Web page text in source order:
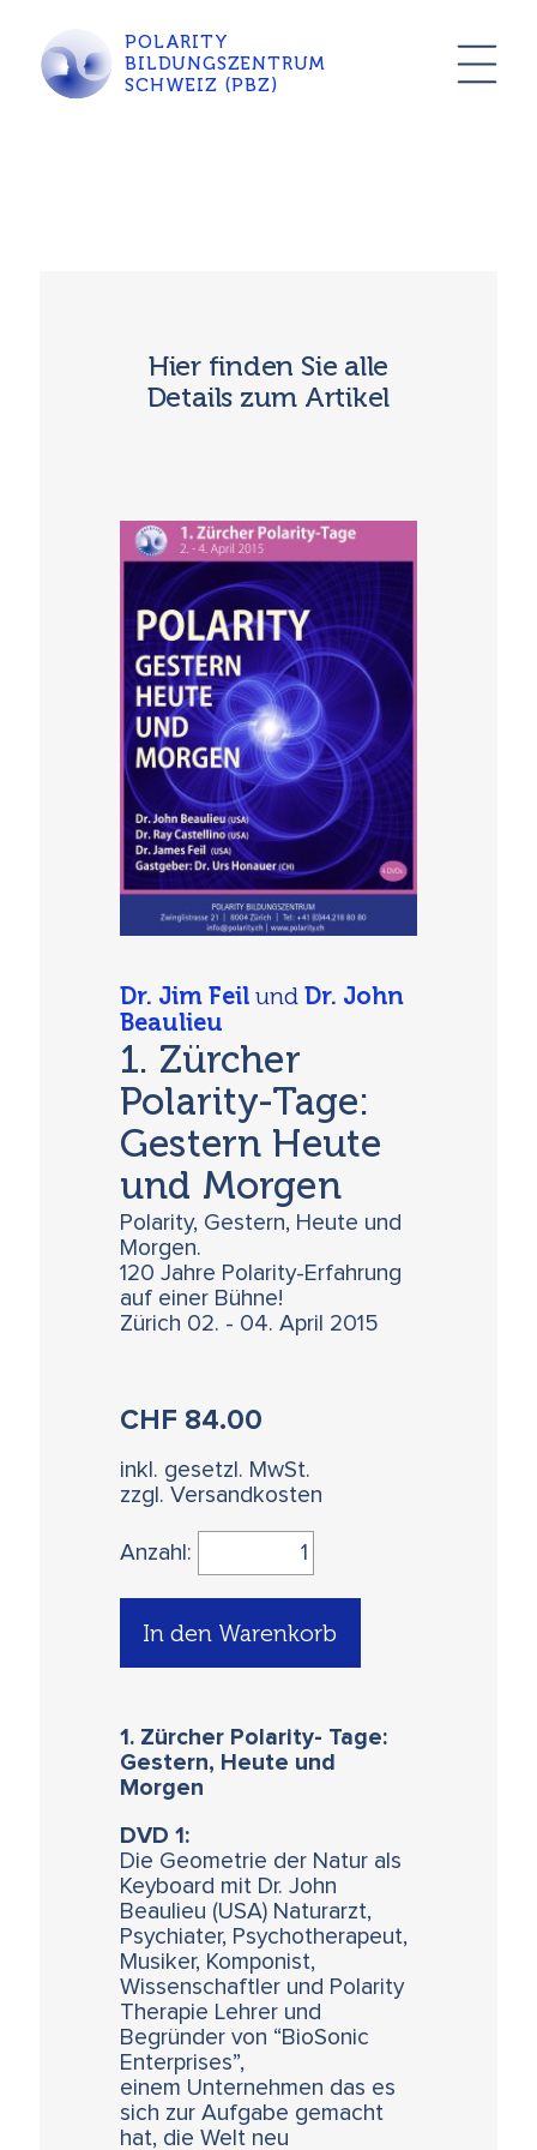
POLARITY
BILDUNGSZENTRUM
SCHWEIZ (PBZ)
Hier finden Sie alle
Details zum Artikel
Dr. Jim Feil undDr. John
Beaulieu
1. Zürcher
Polarity-Tage:
Gestern Heute
und Morgen
Polarity, Gestern, Heute und
Morgen.
120 Jahre Polarity-Erfahrung
auf einer Bühne!
Zürich 02. - 04. April 2015
CHF 84.00
inkl. gesetzl. MwSt.
zzgl. Versandkosten
Anzahl:
In den Warenkorb
1. Zürcher Polarity- Tage:
Gestern, Heute und
Morgen
DVD 1:
Die Geometrie der Natur als
Keyboard mit Dr. John
Beaulieu (USA) Naturarzt,
Psychiater, Psychotherapeut,
Musiker, Komponist,
Wissenschaftler und Polarity
Therapie Lehrer und
Begründer von “BioSonic
Enterprises”,
einem Unternehmen das es
sich zur Aufgabe gemacht
hat, die Welt neu